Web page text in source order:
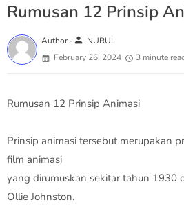
Rumusan 12 Prinsip
Author -person NURUL
February 26, 2024
3 minute
Rumusan 12 Prinsip Animasi
Prinsip animasi tersebut merupakan
film animasi
yang dirumuskan sekitar tahun 1930
Ollie Johnston.